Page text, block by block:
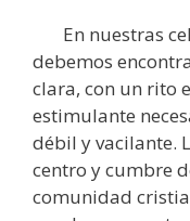
En nuestras
debemos
clara, con un rito
estimulante
débil y vacilante.
centro y cumbre
comunidad